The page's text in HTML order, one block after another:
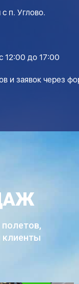
п. Углово.
12:00 до 17:00
и заявок через